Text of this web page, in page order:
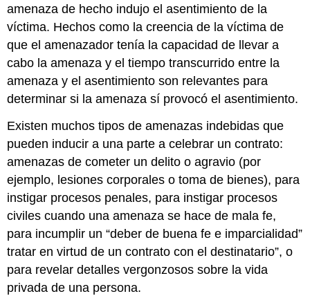
amenaza de hecho indujo el asentimiento de la
víctima. Hechos como la creencia de la víctima de
que el amenazador tenía la capacidad de llevar a
cabo la amenaza y el tiempo transcurrido entre la
amenaza y el asentimiento son relevantes para
determinar si la amenaza sí provocó el asentimiento.
Existen muchos tipos de amenazas indebidas que
pueden inducir a una parte a celebrar un contrato:
amenazas de cometer un delito o agravio (por
ejemplo, lesiones corporales o toma de bienes), para
instigar procesos penales, para instigar procesos
civiles cuando una amenaza se hace de mala fe,
para incumplir un “deber de buena fe e imparcialidad”
tratar en virtud de un contrato con el destinatario”, o
para revelar detalles vergonzosos sobre la vida
privada de una persona.